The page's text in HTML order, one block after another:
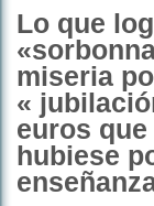
Lo que
miseria
«
euros
hubiese